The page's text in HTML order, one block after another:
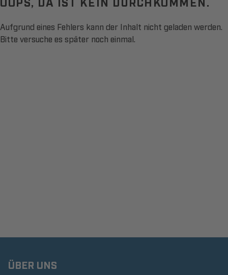
Aufgrund eines Fehlers kann der Inhalt nicht geladen werden.
Bitte versuche es später noch einmal.
ÜBER UNS